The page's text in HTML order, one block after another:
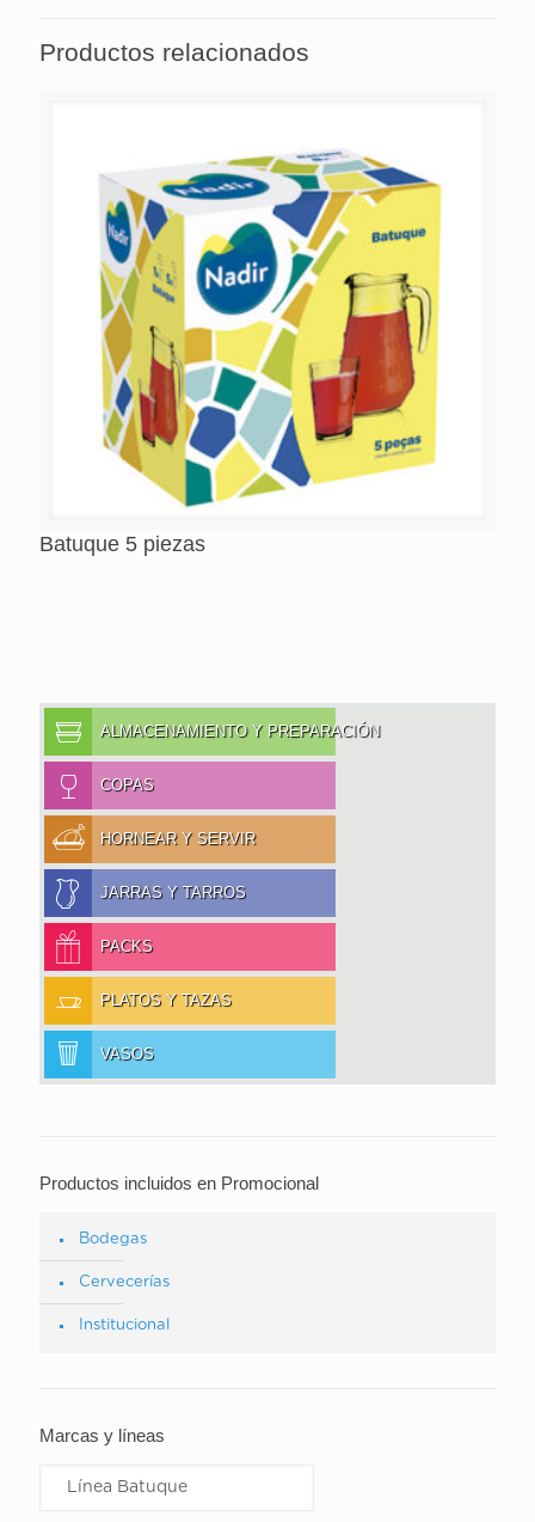
Productos relacionados
Batuque 5 piezas
ALMACENAMIENTO Y PREPARACIÓN
COPAS
HORNEAR Y SERVIR
JARRAS Y TARROS
PACKS
PLATOS Y TAZAS
VASOS
Productos incluidos en Promocional
Bodegas
Cervecerías
Institucional
Marcas y líneas